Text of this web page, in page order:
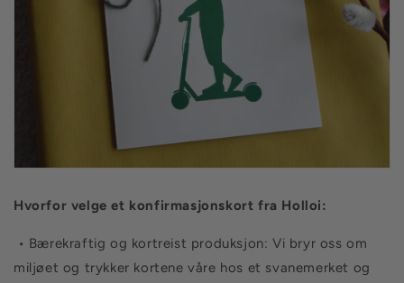
Hvorfor velge et konfirmasjonskort fra Holloi:
• Bærekraftig og kortreist produksjon: Vi bryr oss om
miljøet og trykker kortene våre hos et svanemerket og